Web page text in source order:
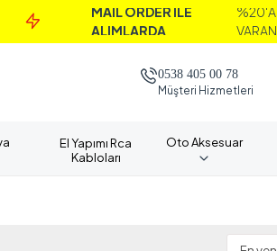
ORDER İLE
%20'A
VARAN
İNDİRİMLERİ
KAÇIRMAYIN!
0538 405 00 78
Müşteri Hizmetleri
El Yapımı Rca
Kabloları
Oto Aksesuar